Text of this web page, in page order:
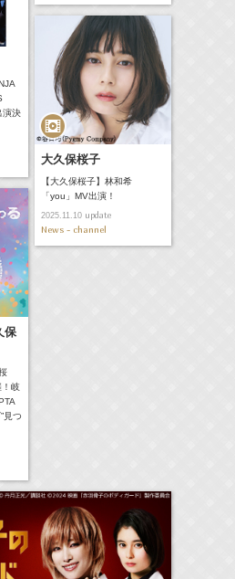
演決
大久保桜子
【大久保桜子】林和希
「you」MV出演！
2025.11.10update
News - channel
保
岐
見つ